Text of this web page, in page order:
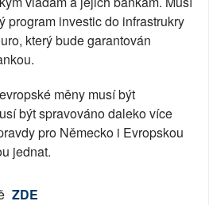
program investic do infrastrukry
který bude garantován
měny musí být
být spravováno daleko více
pro Německo i Evropskou
jednat.
ZDE